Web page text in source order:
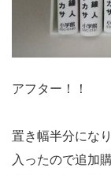
アフター！！
置き幅半分にな
入ったので追加